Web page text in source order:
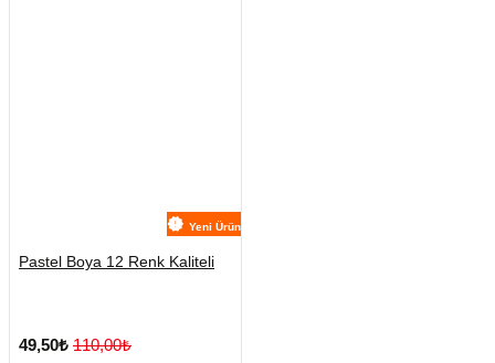
Yeni Ürün
Pastel Boya 12 Renk Kaliteli
49,50₺ 110,00₺